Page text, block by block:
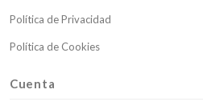
Política de Privacidad
Política de Cookies
Cuenta